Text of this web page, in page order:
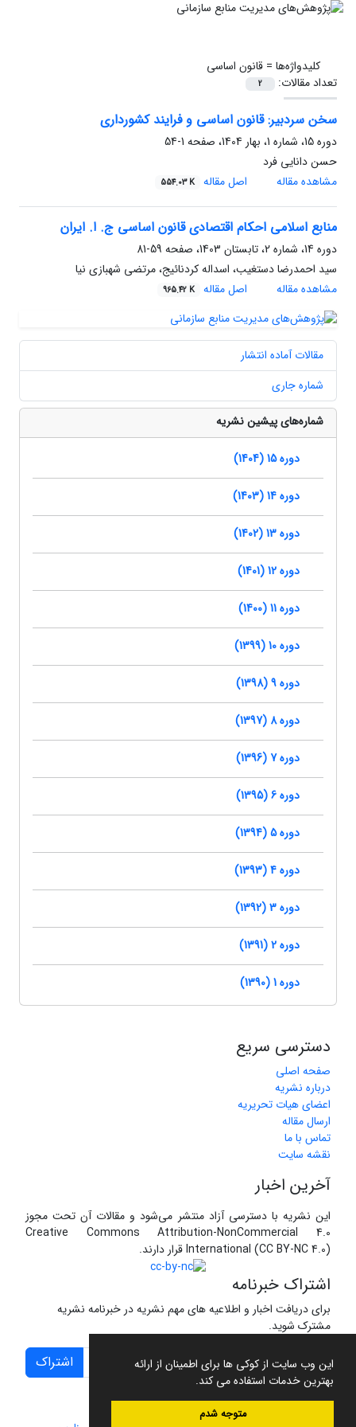
این وب سایت از کوکی ها برای اطمینان از ارائه
بهترین خدمات استفاده می کند.
متوجه شدم
کلیدواژه‌ها =قانون اساسی
تعداد مقالات:
2
سخن سردبیر: قانون اساسی و فرایند کشورداری
دوره 15، شماره 1، بهار 1404، صفحه
1-54
حسن دانایی فرد
مشاهده مقاله
اصل مقاله 554.03 K
منابع اسلامی احکام اقتصادی قانون اساسی ج. ا. ایران
دوره 14، شماره 2، تابستان 1403، صفحه
59-81
سید احمدرضا دستغیب، اسداله کردنائیج، مرتضی شهبازی نیا
مشاهده مقاله
اصل مقاله 965.42 K
مقالات آماده انتشار
شماره جاری
شماره‌های پیشین نشریه
دوره 15 (1404)
دوره 14 (1403)
دوره 13 (1402)
دوره 12 (1401)
دوره 11 (1400)
دوره 10 (1399)
دوره 9 (1398)
دوره 8 (1397)
دوره 7 (1396)
دوره 6 (1395)
دوره 5 (1394)
دوره 4 (1393)
دوره 3 (1392)
دوره 2 (1391)
دوره 1 (1390)
دسترسی سریع
صفحه اصلی
درباره نشریه
اعضای هیات تحریریه
ارسال مقاله
تماس با ما
نقشه سایت
آخرین اخبار
این نشریه با دسترسی آزاد منتشر می‌شود و مقالات آن تحت مجوز
Creative Commons Attribution-NonCommercial 4.0
International (CC BY-NC 4.0) قرار دارند.
اشتراک خبرنامه
برای دریافت اخبار و اطلاعیه های مهم نشریه در خبرنامه نشریه
مشترک شوید.
اشتراک